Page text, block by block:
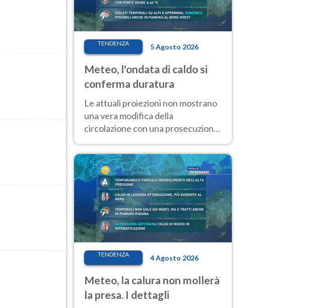
TENDENZA 5 Agosto 2026
Meteo, l'ondata di caldo si
conferma duratura
Le attuali proiezioni non mostrano
una vera modifica della
circolazione con una prosecuzione
giorni, compresa la settimana di
Ferragosto
TENDENZA 4 Agosto 2026
Meteo, la calura non mollerà
la presa. I dettagli